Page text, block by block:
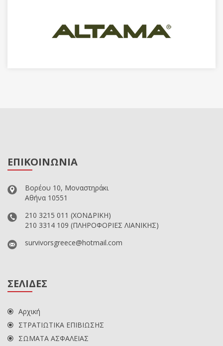
ΕΠΙΚΟΙΝΩΝΙΑ
Βορέου 10, Μοναστηράκι
Αθήνα 10551
210 3215 011 (ΧΟΝΔΡΙΚΗ)
210 3314 109 (ΠΛΗΡΟΦΟΡΙΕΣ ΛΙΑΝΙΚΗΣ)
survivorsgreece@hotmail.com
ΣΕΛΙΔΕΣ
Αρχική
ΣΤΡΑΤΙΩΤΙΚΑ ΕΠΙΒΙΩΣΗΣ
ΣΩΜΑΤΑ ΑΣΦΑΛΕΙΑΣ